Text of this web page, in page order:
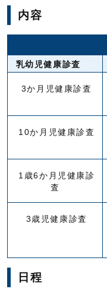
内容
乳幼児健康診査
3か月児健康診査
10か月児健康診査
1歳6か月児健康診
査
3歳児健康診査
日程